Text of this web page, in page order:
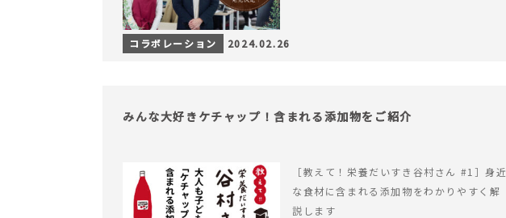
コラボレーション 2024.02.26
みんな大好きケチャップ！含まれる添加物をご紹介
［教えて！栄養だいすき谷村さん #1］身近
な食材に含まれる添加物をわかりやすく解
説します